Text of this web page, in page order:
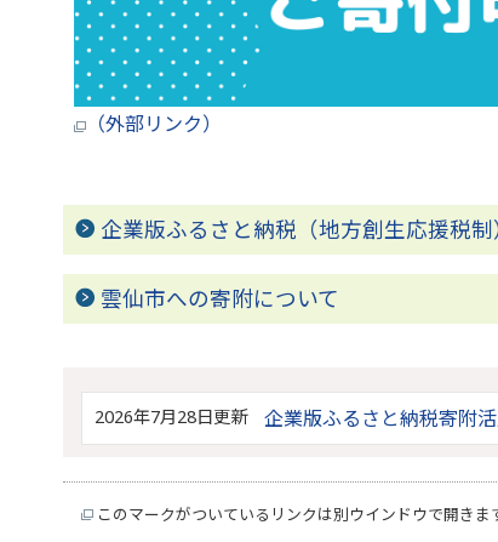
（外部リンク）
企業版ふるさと納税（地方創生応援税制
雲仙市への寄附について
2026年7月28日更新 企業版ふるさと納税寄附
このマークがついているリンクは別ウインドウで開きま